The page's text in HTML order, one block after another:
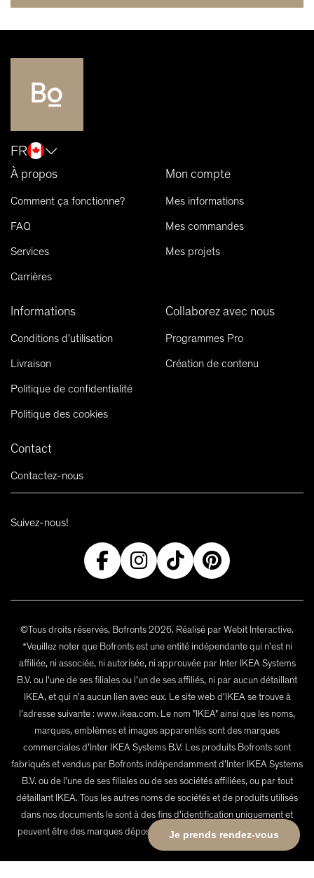
Je prends rendez-vous
FR
À propos
Comment ça fonctionne?
FAQ
Services
Carrières
Mon compte
Mes informations
Mes commandes
Mes projets
Informations
Conditions d'utilisation
Livraison
Politique de confidentialité
Politique des cookies
Collaborez avec nous
Programmes Pro
Création de contenu
Contact
Contactez-nous
Suivez-nous!
©Tous droits réservés, Bofronts 2026. Réalisé par Webit Interactive.
*Veuillez noter que Bofronts est une entité indépendante qui n'est ni
affiliée, ni associée, ni autorisée, ni approuvée par Inter IKEA Systems
B.V. ou l'une de ses filiales ou l'un de ses affiliés, ni par aucun détaillant
IKEA, et qui n'a aucun lien avec eux. Le site web d'IKEA se trouve à
l'adresse suivante : www.ikea.com. Le nom "IKEA" ainsi que les noms,
marques, emblèmes et images apparentés sont des marques
commerciales d'Inter IKEA Systems B.V. Les produits Bofronts sont
fabriqués et vendus par Bofronts indépendamment d'Inter IKEA Systems
B.V. ou de l'une de ses filiales ou de ses sociétés affiliées, ou par tout
détaillant IKEA. Tous les autres noms de sociétés et de produits utilisés
dans nos documents le sont à des fins d'identification uniquement et
peuvent être des marques déposées de leurs propriétaires respectifs.